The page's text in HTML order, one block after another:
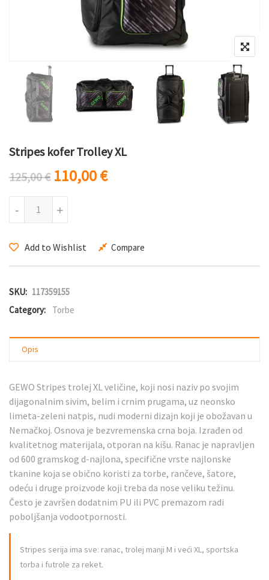
Stripes kofer Trolley XL
125,00€ Originalna cena je bila: 125,00 €.
110,00€Trenutna cena je: 110,00
+
-
Add to Wishlist Compare
SKU: 117359155
Category:
Torbe
Opis
GEWO Stripes trolej XL veličine, koji nosi naziv po svojim
dijagonalnim sivim, belim i crnim prugama, uz neonsko
limeta-zeleni natpis, nudi moderni dizajn koji je obožavan u
Nemačkoj. Osnova je bezvremenska crna boja. Izrađen od
kvalitetnog materijala, otporan na kišu. Ranac je napravljen
od 600 gramskog d-najlona, specifične vrste najlonske
tkanine koja se obično koristi za torbe, rančeve, šatore,
odeću i druge proizvode koji treba da nose veliku težinu.
Često je završen dodatnim PU ili PVC premazom radi
poboljšanja vodootpornosti.
Stripes serija ima sve: ranac, trolej manji M i veći XL, sportska
torba i futrole za reket.